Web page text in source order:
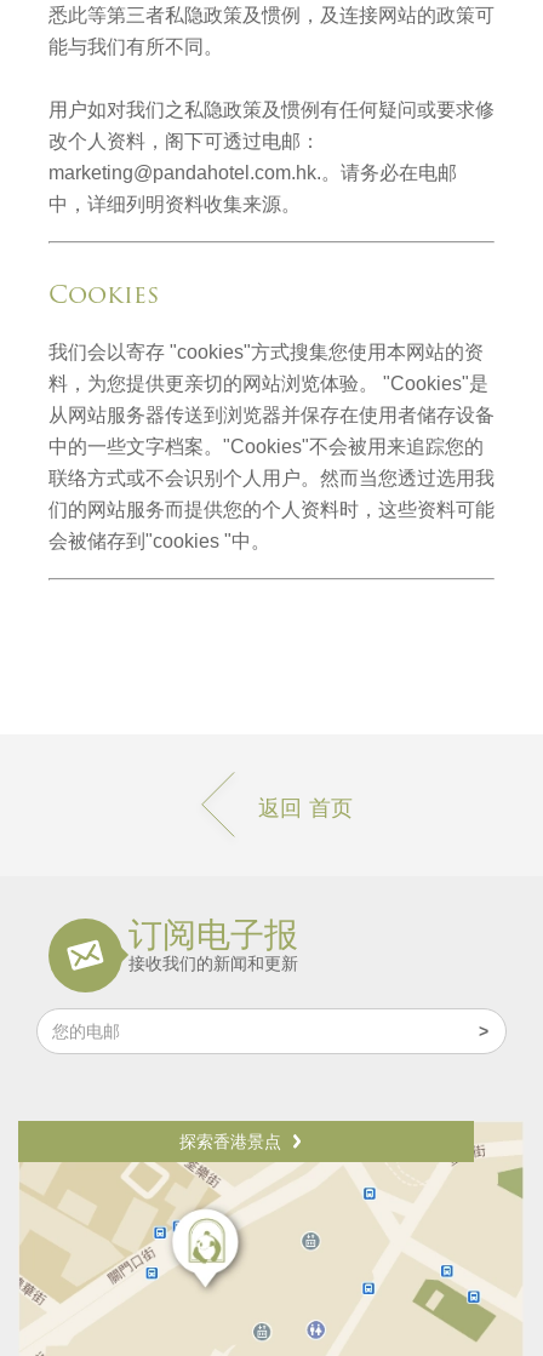
悉此等第三者私隐政策及惯例，及连接网站的政策可
能与我们有所不同。
用户如对我们之私隐政策及惯例有任何疑问或要求修
改个人资料，阁下可透过电邮：
marketing@pandahotel.com.hk.。请务必在电邮
中，详细列明资料收集来源。
Cookies
我们会以寄存 "cookies"方式搜集您使用本网站的资
料，为您提供更亲切的网站浏览体验。 "Cookies"是
从网站服务器传送到浏览器并保存在使用者储存设备
中的一些文字档案。"Cookies"不会被用来追踪您的
联络方式或不会识别个人用户。然而当您透过选用我
们的网站服务而提供您的个人资料时，这些资料可能
会被储存到"cookies "中。
返回 首页
订阅电子报
接收我们的新闻和更新
探索香港景点